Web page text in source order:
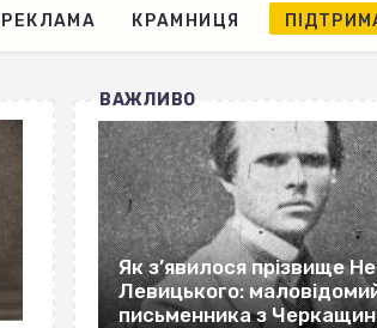
РЕКЛАМА КРАМНИЦЯ
ВАЖЛИВО
Як з’явилося прізвище
Левицького:
письменника з